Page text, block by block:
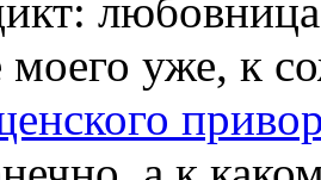
моего уже, к